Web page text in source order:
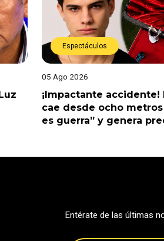
Espectáculos
05 Ago 2026
¡Impactante accidente!
cae desde ocho metros
es guerra” y genera
Entérate de las últimas